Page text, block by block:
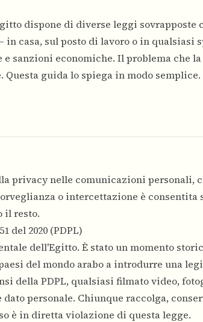
dispone di diverse leggi sovrapposte
casa, sul posto di lavoro o in qualsiasi
sanzioni economiche. Il problema che
guida lo spiega in modo semplice.
privacy nelle comunicazioni personali,
o intercettazione è consentita
il resto.
del 2020 (PDPL)
dell'Egitto. È stato un momento
del mondo arabo a introdurre una
della PDPL, qualsiasi filmato video,
personale. Chiunque raccolga,
è in diretta violazione di questa legge.